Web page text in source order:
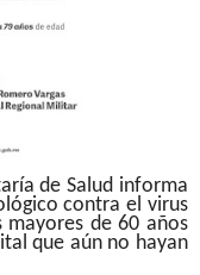
de Salud informa
contra el virus
mayores de 60 años
que aún no hayan